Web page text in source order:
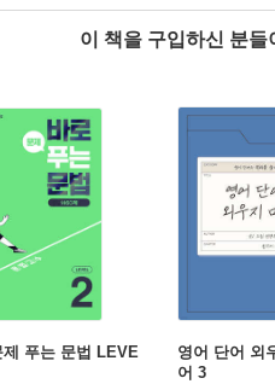
이 책을 구입하신 분
제 푸는 문법 LEVE
영어 단어 외
어 3